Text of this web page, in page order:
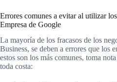
Errores comunes a evitar al utilizar
Empresa de Google
La mayoría de los fracasos de los
Business, se deben a errores que los
estos son los más comunes, toma
toda costa: